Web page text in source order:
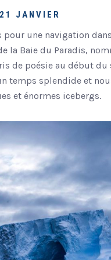
JANVIER
pour une navigation
la Baie du Paradis,
de poésie au début du
temps splendide et
et énormes icebergs.